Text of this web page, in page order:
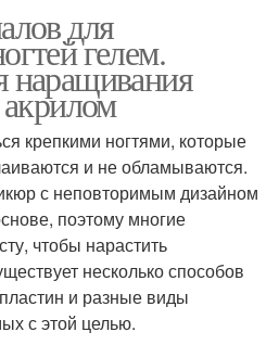
для
гелем.
наращивания
крепкими ногтями, которые
и не обламываются.
с неповторимым дизайном
поэтому многие
чтобы нарастить
несколько способов
и разные виды
с этой целью.